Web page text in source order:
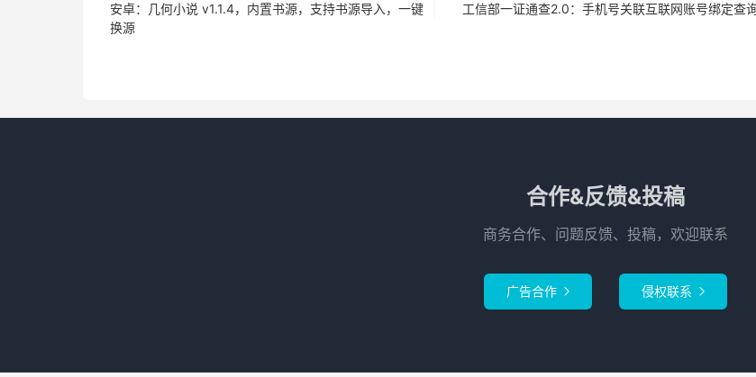
安卓：几何小说 v1.1.4，内置书源，支持书源导入，一键
换源
工信部一证通查2.0：手机号关联互联网账号绑定查
合作&反馈&投稿
商务合作、问题反馈、投稿，欢迎联系
广告合作  侵权联系 